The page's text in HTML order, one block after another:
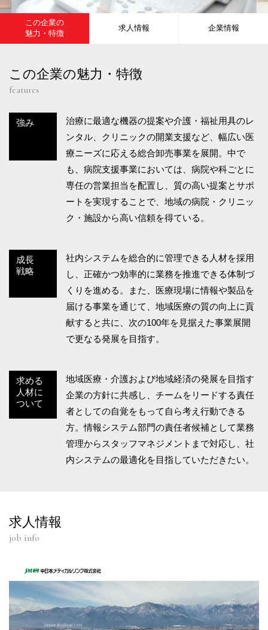
この企業の
魅力・特徴
求人情報 企業情報
この企業の魅力・特徴
features
強み
治療に最適な機器の提案や介護・福祉用具のレ
ンタル、クリニックの開業支援など、幅広い医
療ニーズに応える総合卸売事業を展開。中で
も、病院支援事業においては、病院や科ごとに
専任の営業担当を配置し、質の高い提案とサポ
ートを実現することで、地域の病院・クリニッ
ク・施設から高い信頼を得ている。
成長
戦略
社内システムを総合的に管理できる人材を採用
し、正確かつ効率的に業務を推進できる体制づ
くりを進める。また、医療現場に情報や製品を
届ける事業を通じて、地域医療の質の向上に貢
献すると共に、次の100年を見据えた事業展開
で更なる発展を目指す。
求める
人材に
ついて
地域医療・介護および地域経済の発展を目指す
企業の方針に共感し、チームをリードする責任
者としての自覚をもって自ら考え行動できる
方。情報システム部門の責任者候補として業務
管理からスタッフマネジメントまで対応し、社
内システムの最適化を目指していただきたい。
求人情報
job info